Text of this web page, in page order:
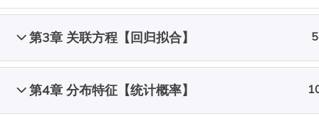
第3章 关联方程【回归拟合】 5
第4章 分布特征【统计概率】